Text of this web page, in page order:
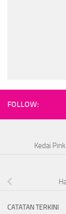
FOLLOW:
Kedai
CATATAN TERKINI